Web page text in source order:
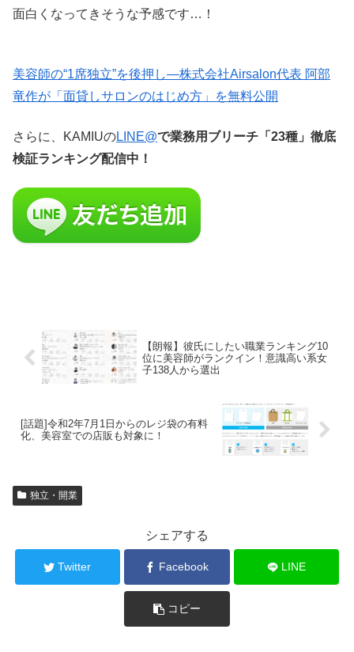
面白くなってきそうな予感です…！
美容師の“1席独立”を後押し—株式会社Airsalon代表 阿部
竜作が「面貸しサロンのはじめ方」を無料公開
さらに、KAMIUのLINE@で業務用ブリーチ「23種」徹底
検証ランキング配信中！
【朗報】彼氏にしたい職業ランキング10
位に美容師がランクイン！意識高い系女
子138人から選出
[話題]令和2年7月1日からのレジ袋の有料
化、美容室での店販も対象に！
独立・開業
シェアする
Twitter Facebook LINE
コピー